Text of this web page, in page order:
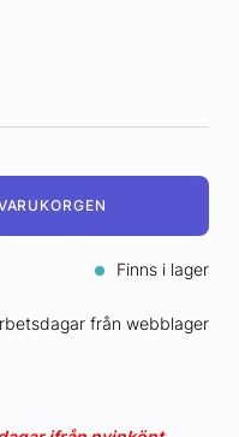
Finns i lager
från webblager